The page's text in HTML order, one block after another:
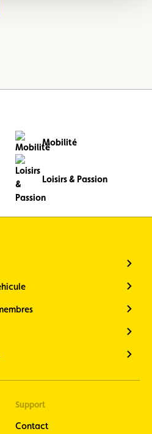
Mobilité
Loisirs & Passion
Support
Contact